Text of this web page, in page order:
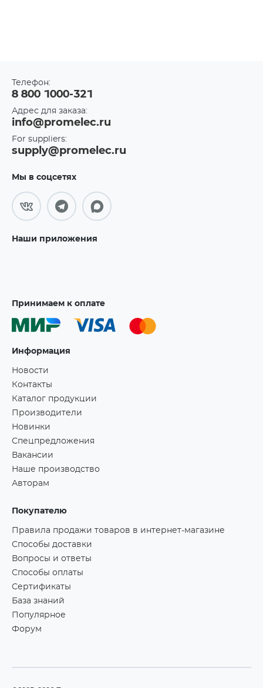
Телефон:
8 800 1000-321
Адрес для заказа:
info@promelec.ru
For suppliers:
supply@promelec.ru
Мы в соцсетях
Наши приложения
Принимаем к оплате
Информация
Новости
Контакты
Каталог продукции
Производители
Новинки
Спецпредложения
Вакансии
Наше производство
Авторам
Покупателю
Правила продажи товаров в интернет-магазине
Способы доставки
Вопросы и ответы
Способы оплаты
Сертификаты
База знаний
Популярное
Форум